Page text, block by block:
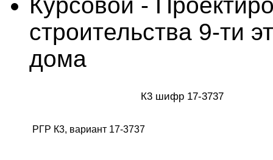
строительства 9-ти
дома
К3 шифр 17-3737
РГР К3, вариант 17-3737